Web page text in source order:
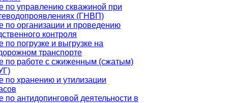
по управлению скважиной при
(ГНВП)
по организации и проведению
контроля
по погрузке и выгрузке на
транспорте
по работе с сжиженным (сжатым)
по хранению и утилизации
по антидопинговой деятельности в